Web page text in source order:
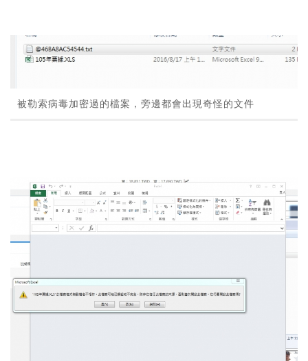
被勒索病毒加密過的檔案，旁邊都會出現奇怪的文件